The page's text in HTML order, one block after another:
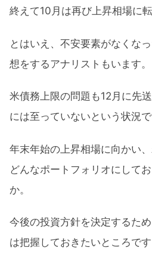
終えて10月は再び上昇相場に転
とはいえ、不安要素がなくな
想をするアナリストもいます。
米債務上限の問題も12月に先
には至っていないという状況で
年末年始の上昇相場に向かい
どんなポートフォリオにして
か。
今後の投資方針を決定するた
は把握しておきたいところです